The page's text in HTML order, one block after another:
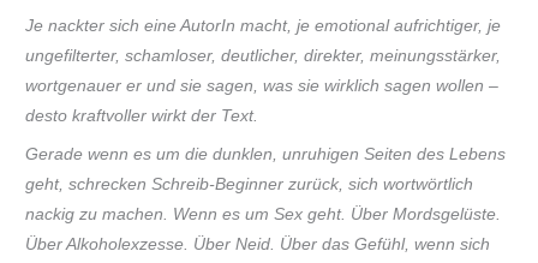
Je nackter sich eine AutorIn macht, je emotional aufrichtiger, je
ungefilterter, schamloser, deutlicher, direkter, meinungsstärker,
wortgenauer er und sie sagen, was sie wirklich sagen wollen –
desto kraftvoller wirkt der Text.
Gerade wenn es um die dunklen, unruhigen Seiten des Lebens
geht, schrecken Schreib-Beginner zurück, sich wortwörtlich
nackig zu machen. Wenn es um Sex geht. Über Mordsgelüste.
Über Alkoholexzesse. Über Neid. Über das Gefühl, wenn sich